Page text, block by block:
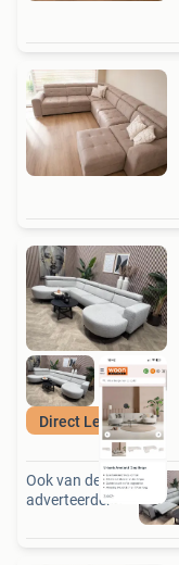
Direct Leverbaar
Ook van deze
adverteerder